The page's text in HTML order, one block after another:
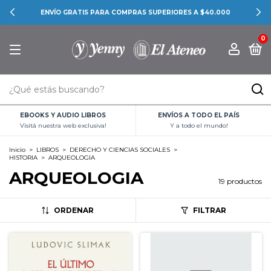
CONOCÉ LAS PROMOCIONES BANCARIAS
0
EBOOKS Y AUDIO LIBROS
Visitá nuestra web exclusiva!
ENVÍOS A TODO EL PAÍS
Y a todo el mundo!
Inicio > LIBROS > DERECHO Y CIENCIAS SOCIALES >
HISTORIA > ARQUEOLOGIA
ARQUEOLOGIA 19 productos
ORDENAR FILTRAR